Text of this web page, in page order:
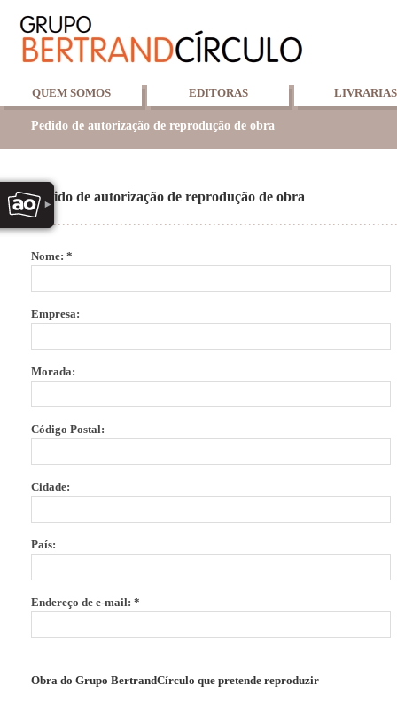
QUEM SOMOS EDITORAS LIVRARIAS
Pedido de autorização de reprodução de obra
Pedido de autorização de reprodução de obra
Nome: *
Empresa:
Morada:
Código Postal:
Cidade:
País:
Endereço de e-mail: *
Obra do Grupo BertrandCírculo que pretende reproduzir